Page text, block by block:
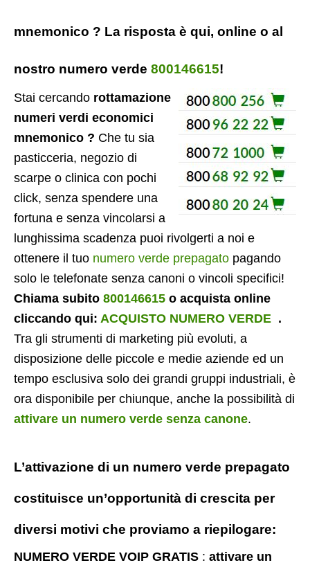
mnemonico ? La risposta è qui, online o al
nostro numero verde 800146615!
Stai cercando rottamazione
numeri verdi economici
mnemonico ? Che tu sia
pasticceria, negozio di
scarpe o clinica con pochi
click, senza spendere una
fortuna e senza vincolarsi a
lunghissima scadenza puoi rivolgerti a noi e
ottenere il tuo numero verde prepagato pagando
solo le telefonate senza canoni o vincoli specifici!
Chiama subito 800146615 o acquista online
cliccando qui: ACQUISTO NUMERO VERDE .
Tra gli strumenti di marketing più evoluti, a
disposizione delle piccole e medie aziende ed un
tempo esclusiva solo dei grandi gruppi industriali, è
ora disponibile per chiunque, anche la possibilità di
attivare un numero verde senza canone.
L’attivazione di un numero verde prepagato
costituisce un’opportunità di crescita per
diversi motivi che proviamo a riepilogare:
NUMERO VERDE VOIP GRATIS : attivare un